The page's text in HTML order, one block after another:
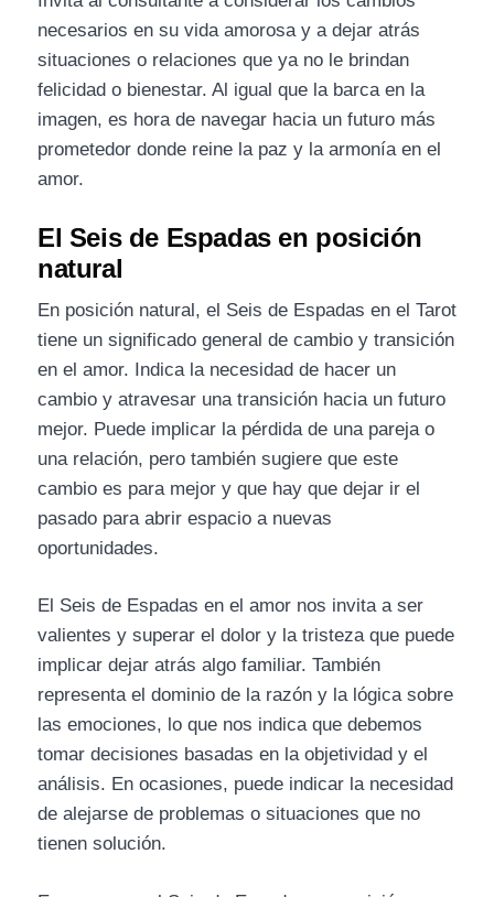
necesarios en su vida amorosa y a dejar atrás
situaciones o relaciones que ya no le brindan
felicidad o bienestar. Al igual que la barca en la
imagen, es hora de navegar hacia un futuro más
prometedor donde reine la paz y la armonía en el
amor.
El Seis de Espadas en posición
natural
En posición natural, el Seis de Espadas en el Tarot
tiene un significado general de cambio y transición
en el amor. Indica la necesidad de hacer un
cambio y atravesar una transición hacia un futuro
mejor. Puede implicar la pérdida de una pareja o
una relación, pero también sugiere que este
cambio es para mejor y que hay que dejar ir el
pasado para abrir espacio a nuevas
oportunidades.
El Seis de Espadas en el amor nos invita a ser
valientes y superar el dolor y la tristeza que puede
implicar dejar atrás algo familiar. También
representa el dominio de la razón y la lógica sobre
las emociones, lo que nos indica que debemos
tomar decisiones basadas en la objetividad y el
análisis. En ocasiones, puede indicar la necesidad
de alejarse de problemas o situaciones que no
tienen solución.